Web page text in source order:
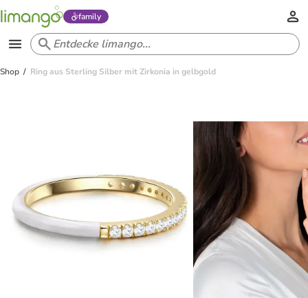
family
Shop Ring aus Sterling Silber mit Zirkonia in gelbgold